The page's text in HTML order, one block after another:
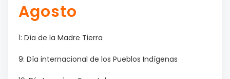
Agosto
1: Día de la Madre Tierra
9: Día internacional de los Pueblos Indígenas